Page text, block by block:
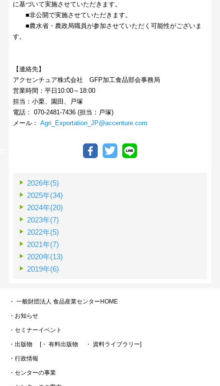
に基づいて実施させていただきます。
■非公開で実施させていただきます。
■農水省・農政局職員が参加させていただく可能性がございま
す。
【連絡先】
アクセンチュア株式会社 GFP加工食品部会事務局
営業時間：平日10:00～18:00
担当：小栗、園田、戸塚
電話： 070-2481-7436 (担当：戸塚)
メール：Agri_Exportation_JP@accenture.com
2026年(5)
2025年(34)
2024年(20)
2023年(7)
2022年(5)
2021年(7)
2020年(13)
2019年(6)
・ 一般財団法人 食品産業センターHOME
・お知らせ
・セミナーイベント
・出版物 [・ 有料出版物 ・ 資料ライブラリー]
・行政情報
・センターの事業